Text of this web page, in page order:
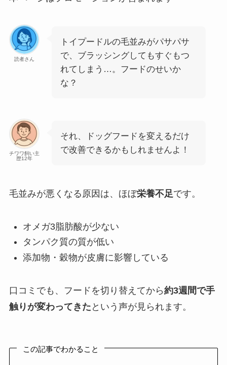
読者さん
トイプードルの毛並みがパサパサ
で、ブラッシングしてもすぐもつ
れてしまう…。フードのせいか
な？
チワワ飼い主
歴12年
それ、ドッグフードを変えるだけ
で改善できるかもしれませんよ！
毛並みが悪くなる原因は、ほぼ栄養不足です。
オメガ3脂肪酸が少ない
タンパク質の質が低い
添加物・穀物が皮膚に影響している
口コミでも、フードを切り替えてから約3週間で手
触りが変わってきた という声が見られます。
この記事でわかること